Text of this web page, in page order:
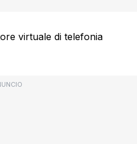
virtuale di telefonia